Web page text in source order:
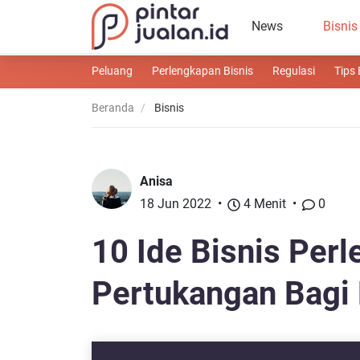
News Bisnis
Peluang Perlengkapan Bisnis Regulasi Tips
Beranda Bisnis
10 Ide Bisnis
Pertukangan
Anisa
18 Jun 2022
4 Menit 0